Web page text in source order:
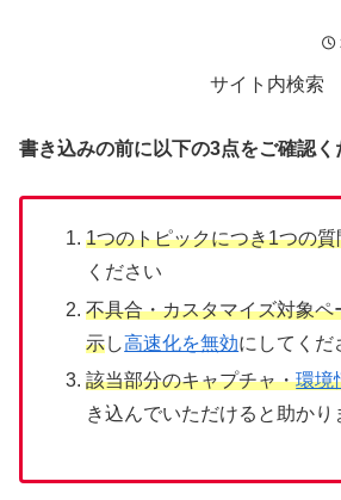
サイト内検索
書き込みの前に以下の3点をご確認く
1つのトピックにつき1つの質
ください
不具合・カスタマイズ対象ペ
示し高速化を無効にしてくだ
該当部分のキャプチャ・環境
き込んでいただけると助かり